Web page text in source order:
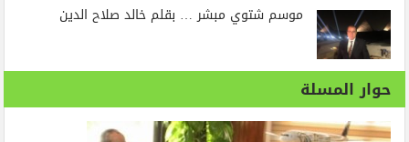
موسم شتوي مبشر … بقلم خالد صلاح الدين
حوار المسلة